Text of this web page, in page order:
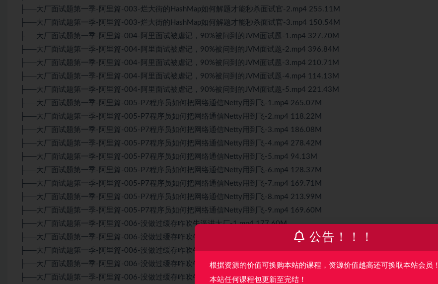
├──大厂面试题第一季-阿里篇-003-烂大街的HashMap如何解题才能秒杀面试官-2.mp4 255.11M
├──大厂面试题第一季-阿里篇-003-烂大街的HashMap如何解题才能秒杀面试官-3.mp4 150.54M
├──大厂面试题第一季-阿里篇-004-阿里面试被虐记，90%被问到的JVM面试题-1.mp4 327.70M
├──大厂面试题第一季-阿里篇-004-阿里面试被虐记，90%被问到的JVM面试题-2.mp4 396.84M
├──大厂面试题第一季-阿里篇-004-阿里面试被虐记，90%被问到的JVM面试题-3.mp4 210.71M
├──大厂面试题第一季-阿里篇-004-阿里面试被虐记，90%被问到的JVM面试题-4.mp4 114.13M
├──大厂面试题第一季-阿里篇-004-阿里面试被虐记，90%被问到的JVM面试题-5.mp4 221.43M
├──大厂面试题第一季-阿里篇-005-P7程序员如何把网络通信Netty用到飞-1.mp4 265.07M
├──大厂面试题第一季-阿里篇-005-P7程序员如何把网络通信Netty用到飞-2.mp4 118.22M
├──大厂面试题第一季-阿里篇-005-P7程序员如何把网络通信Netty用到飞-3.mp4 186.08M
├──大厂面试题第一季-阿里篇-005-P7程序员如何把网络通信Netty用到飞-4.mp4 278.42M
├──大厂面试题第一季-阿里篇-005-P7程序员如何把网络通信Netty用到飞-5.mp4 94.13M
├──大厂面试题第一季-阿里篇-005-P7程序员如何把网络通信Netty用到飞-6.mp4 128.37M
├──大厂面试题第一季-阿里篇-005-P7程序员如何把网络通信Netty用到飞-7.mp4 169.71M
├──大厂面试题第一季-阿里篇-005-P7程序员如何把网络通信Netty用到飞-8.mp4 213.99M
├──大厂面试题第一季-阿里篇-005-P7程序员如何把网络通信Netty用到飞-9.mp4 169.60M
├──大厂面试题第一季-阿里篇-006-没做过缓存咋吹牛逼进大厂-1.mp4 177.60M
├──大厂面试题第一季-阿里篇-006-没做过缓存咋吹牛逼进大厂-2.mp4 253.08M
├──大厂面试题第一季-阿里篇-006-没做过缓存咋吹牛逼进大厂-3.mp4 140.11M
├──大厂面试题第一季-阿里篇-006-没做过缓存咋吹牛逼进大厂-4.mp4 170.70M
├──大厂面试题第一季-阿里篇-006-没做过缓存咋吹牛逼进大厂-5.mp4 147.69M
公告！！！
根据资源的价值可换购本站的课程，资源价值越高还可换取本站会员！
本站任何课程包更新至完结！